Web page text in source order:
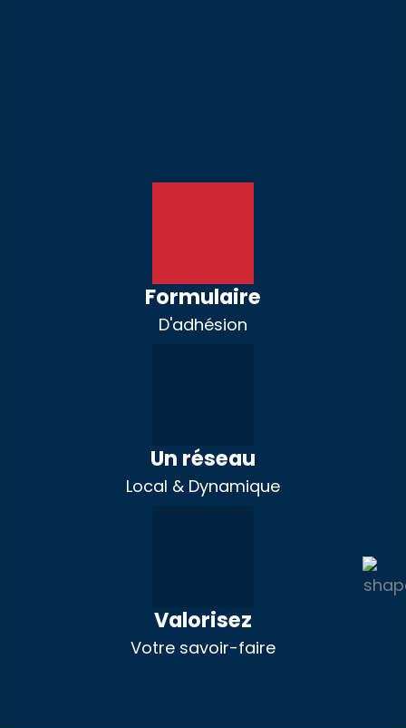
Formulaire
D'adhésion
Un réseau
Local & Dynamique
Valorisez
Votre savoir-faire